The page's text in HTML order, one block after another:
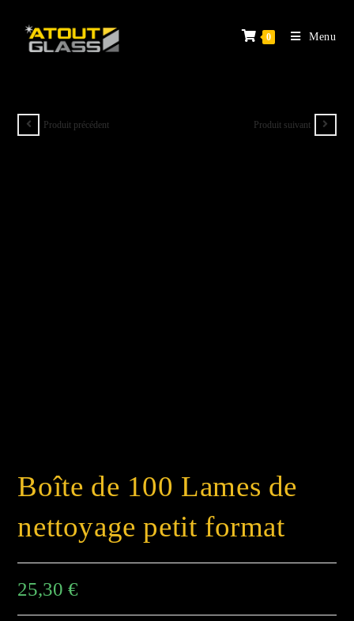
0 Menu
Produit précédent Produit suivant
Boîte de 100 Lames de
nettoyage petit format
25,30€